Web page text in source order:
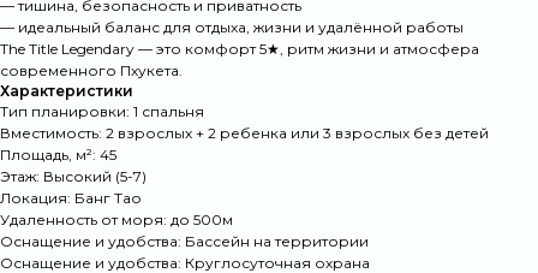
— тишина, безопасность и приватность
— идеальный баланс для отдыха, жизни и удалённой работы
The Title Legendary — это комфорт 5★, ритм жизни и атмосфера
современного Пхукета.
Характеристики
Тип планировки: 1 спальня
Вместимость: 2 взрослых + 2 ребенка или 3 взрослых без детей
Площадь, м²: 45
Этаж: Высокий (5-7)
Локация: Банг Тао
Удаленность от моря: до 500м
Оснащение и удобства: Бассейн на территории
Оснащение и удобства: Круглосуточная охрана
Что отличает
наш сервис